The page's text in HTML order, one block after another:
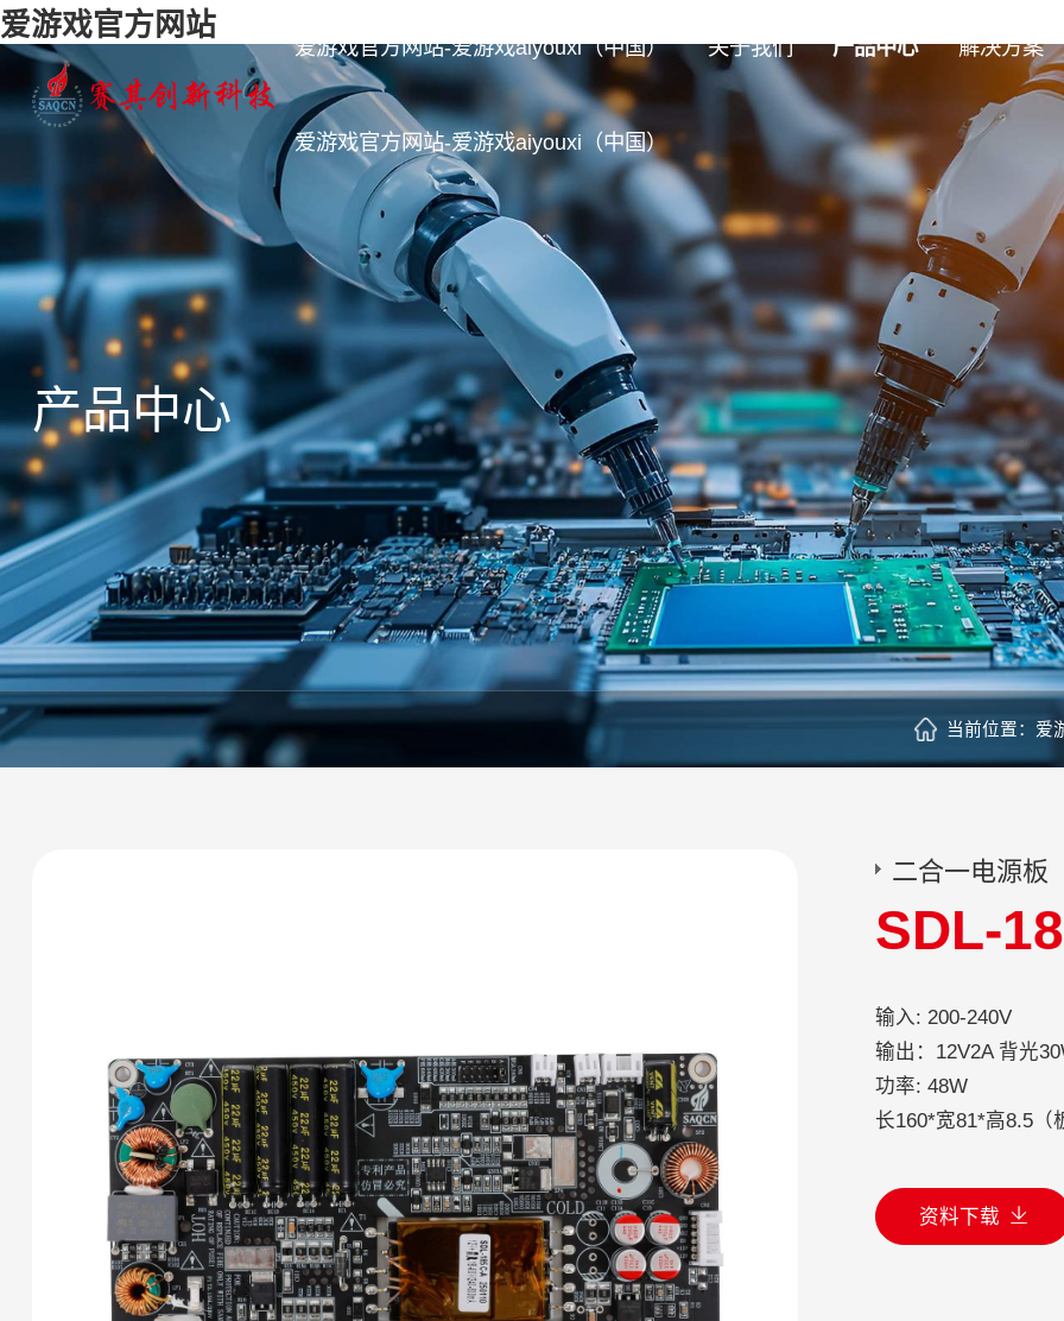
爱游戏官方网站
爱游戏官方网站-爱游戏aiyouxi（中国） 关于我们 产品中心 解决方案
爱游戏官方网站-爱游戏aiyouxi（中国）
产品中心
当前位置： 爱
二合一电源板
SDL-
输入:
输出：12V2A 背光
功率: 48W
长160*宽81*高8.5（
资料下载